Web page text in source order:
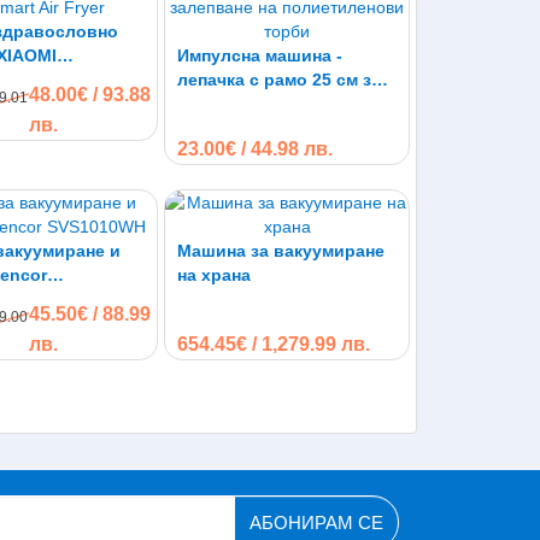
която осигурява бързо и ефективно
ниска консумация на електричество.
предотвратявайки прегряване и
опции за самостоятелно запечатване
така и за влажни продукти. Компактният и
шкаф или върху плот, без да заема
модерна кухня.
термопредпазител повишават
избор за всеки, който цени свежестта и
48.00€ / 93.88
лв.
Импулсна машина -
лепачка с рамо 25 см за
23.00€ / 44.98 лв.
и
45.50€ / 88.99
лв.
Машина за вакуумиране
на храна
654.45€ / 1,279.99 лв.
АБОНИРАМ СЕ